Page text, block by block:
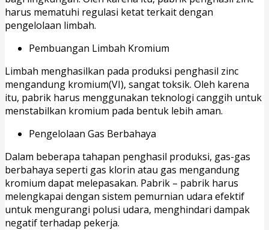
harus mematuhi regulasi ketat terkait dengan
pengelolaan limbah.
Pembuangan Limbah Kromium
Limbah menghasilkan pada produksi penghasil zinc
mengandung kromium(VI), sangat toksik. Oleh karena
itu, pabrik harus menggunakan teknologi canggih untuk
menstabilkan kromium pada bentuk lebih aman.
Pengelolaan Gas Berbahaya
Dalam beberapa tahapan penghasil produksi, gas-gas
berbahaya seperti gas klorin atau gas mengandung
kromium dapat melepasakan. Pabrik – pabrik harus
melengkapai dengan sistem pemurnian udara efektif
untuk mengurangi polusi udara, menghindari dampak
negatif terhadap pekerja.